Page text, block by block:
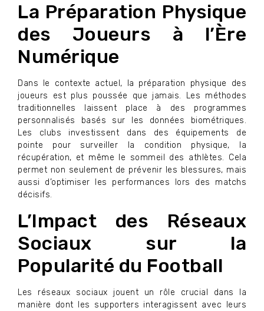
La Préparation Physique
des Joueurs à l’Ère
Numérique
Dans le contexte actuel, la préparation physique des
joueurs est plus poussée que jamais. Les méthodes
traditionnelles laissent place à des programmes
personnalisés basés sur les données biométriques.
Les clubs investissent dans des équipements de
pointe pour surveiller la condition physique, la
récupération, et même le sommeil des athlètes. Cela
permet non seulement de prévenir les blessures, mais
aussi d’optimiser les performances lors des matchs
décisifs.
L’Impact des Réseaux
Sociaux sur la
Popularité du Football
Les réseaux sociaux jouent un rôle crucial dans la
manière dont les supporters interagissent avec leurs